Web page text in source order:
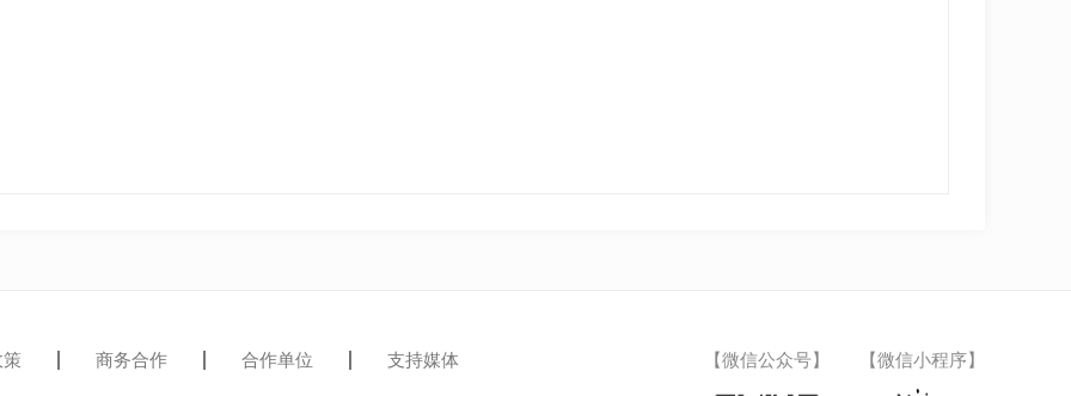
策 商务合作 合作单位 支持媒体 【微信公众号】 【微信小程序】